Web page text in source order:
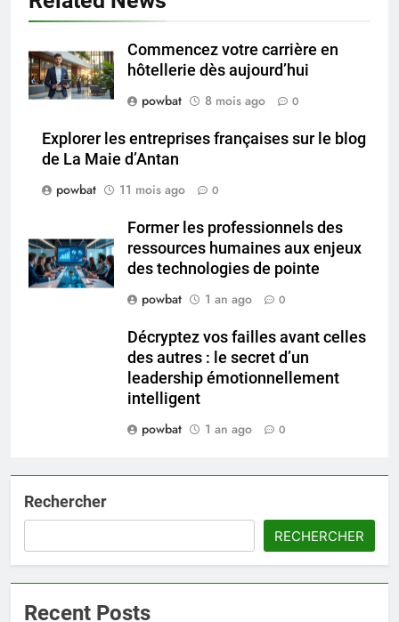
Commencez votre carrière en
hôtellerie dès aujourd’hui
powbat
8 mois ago 0
Explorer les entreprises françaises sur le blog
de La Maie d’Antan
powbat
11 mois ago 0
Former les professionnels des
ressources humaines aux enjeux
des technologies de pointe
powbat
1 an ago 0
Décryptez vos failles avant celles
des autres : le secret d’un
leadership émotionnellement
intelligent
powbat
1 an ago 0
Rechercher
RECHERCHER
Recent Posts